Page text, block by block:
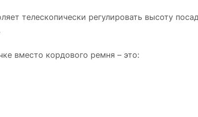
телескопически регулировать высоту
вместо кордового ремня – это: